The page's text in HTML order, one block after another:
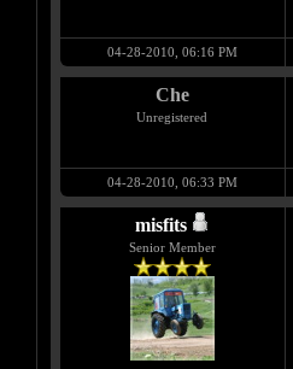
04-28-2010, 06:16 PM
Che
Unregistered
04-28-2010, 06:33 PM
misfits
Senior Member